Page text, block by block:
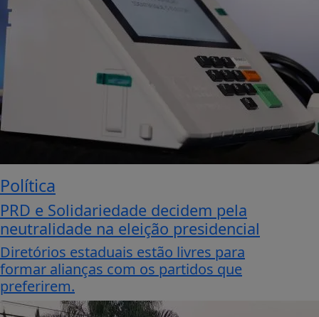
Política
PRD e Solidariedade decidem pela
neutralidade na eleição presidencial
Diretórios estaduais estão livres para
formar alianças com os partidos que
preferirem.